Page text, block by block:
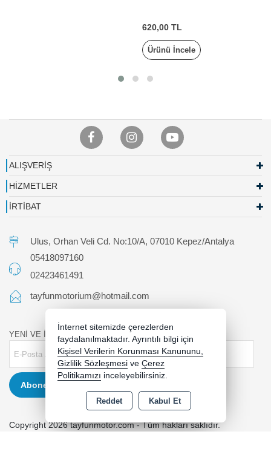
620,00 TL
Ürünü İncele
ALIŞVERİŞ
HİZMETLER
İRTİBAT
Ulus, Orhan Veli Cd. No:10/A, 07010 Kepez/Antalya
05418097160
02423461491
tayfunmotorium@hotmail.com
YENİ VE İNDİRİMLİ ÜRÜNLERDEN HABERDAR OLUN !
Abone Ol
Copyright 2026 tayfunmotor.com - Tüm hakları saklıdır.
İnternet sitemizde çerezlerden
faydalanılmaktadır. Ayrıntılı bilgi için
Kişisel Verilerin Korunması Kanununu,
Gizlilik Sözleşmesi ve Çerez
Politikamızı inceleyebilirsiniz.
Reddet Kabul Et